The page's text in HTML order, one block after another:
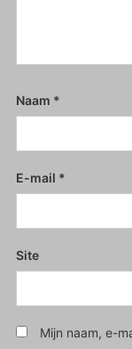
Naam *
E-mail *
Site
Mijn naam, e-